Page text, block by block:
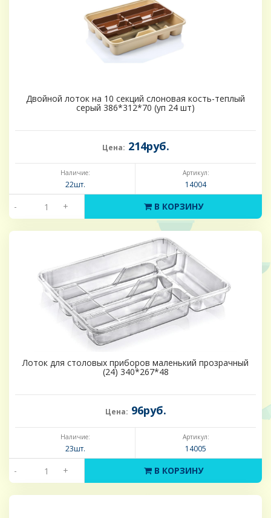
Двойной лоток на 10 секций слоновая кость-теплый
серый 386*312*70 (уп 24 шт)
Цена: 214руб.
Наличие:
22шт.
Артикул:
14004
- + В КОРЗИНУ
Лоток для столовых приборов маленький прозрачный
(24) 340*267*48
Цена: 96руб.
Наличие:
23шт.
Артикул:
14005
- + В КОРЗИНУ